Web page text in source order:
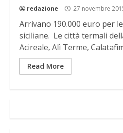
redazione 27 novembre
Arrivano 190.000 euro per
siciliane. Le città termali
Acireale, Alì Terme,
Read More